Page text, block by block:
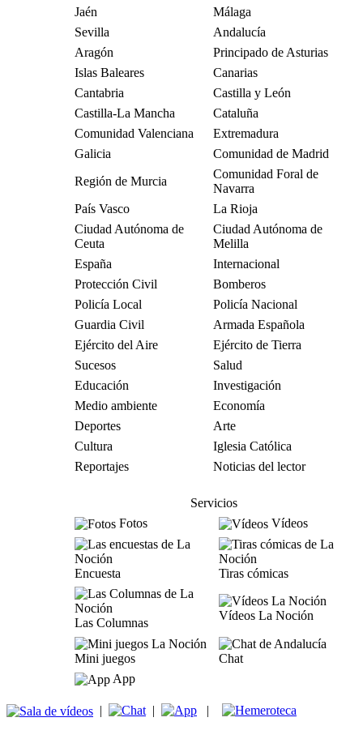
Jaén
Málaga
Sevilla
Andalucía
Aragón
Principado de Asturias
Islas Baleares
Canarias
Cantabria
Castilla y León
Castilla-La Mancha
Cataluña
Comunidad Valenciana
Extremadura
Galicia
Comunidad de Madrid
Región de Murcia
Comunidad Foral de
Navarra
País Vasco
La Rioja
Ciudad Autónoma de
Ceuta
Ciudad Autónoma de
Melilla
España
Internacional
Protección Civil
Bomberos
Policía Local
Policía Nacional
Guardia Civil
Armada Española
Ejército del Aire
Ejército de Tierra
Sucesos
Salud
Educación
Investigación
Medio ambiente
Economía
Deportes
Arte
Cultura
Iglesia Católica
Reportajes
Noticias del lector
Servicios
Fotos
Vídeos
Encuesta Tiras cómicas
Las Columnas
Vídeos La Noción
Mini juegos
Chat
App
| | |